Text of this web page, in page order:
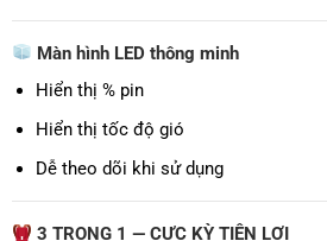
Màn hình LED thông minh
Hiển thị % pin
Hiển thị tốc độ gió
Dễ theo dõi khi sử dụng
3 TRONG 1 — CỰC KỲ TIỆN LỢI